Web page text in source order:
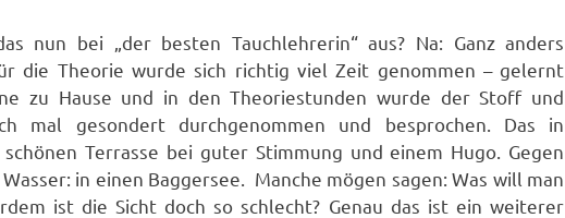
nun bei „der besten Tauchlehrerin“ aus? Na: Ganz anders
die Theorie wurde sich richtig viel Zeit genommen – gelernt
zu Hause und in den Theoriestunden wurde der Stoff und
mal gesondert durchgenommen und besprochen. Das in
Terrasse bei guter Stimmung und einem Hugo. Gegen
in einen Baggersee. Manche mögen sagen: Was will man
ist die Sicht doch so schlecht? Genau das ist ein weiterer